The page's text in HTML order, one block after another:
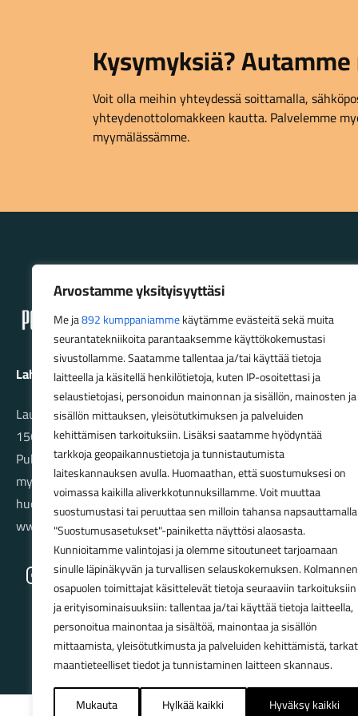
Arvostamme yksityisyyttäsi
Me ja892 kumppaniammekäytämme evästeitä sekä muita
seurantatekniikoita parantaaksemme käyttökokemustasi
sivustollamme. Saatamme tallentaa ja/tai käyttää tietoja
laitteella ja käsitellä henkilötietoja, kuten IP-osoitettasi ja
selaustietojasi, personoidun mainonnan ja sisällön, mainosten ja
sisällön mittauksen, yleisötutkimuksen ja palveluiden
kehittämisen tarkoituksiin. Lisäksi saatamme hyödyntää
tarkkoja geopaikannustietoja ja tunnistautumista
laiteskannauksen avulla. Huomaathan, että suostumuksesi on
voimassa kaikilla aliverkkotunnuksillamme. Voit muuttaa
suostumustasi tai peruuttaa sen milloin tahansa napsauttamalla
"Suostumusasetukset"-painiketta näyttösi alaosasta.
Kunnioitamme valintojasi ja olemme sitoutuneet tarjoamaan
sinulle läpinäkyvän ja turvallisen selauskokemuksen. Kolmannen
osapuolen toimittajat käsittelevät tietoja seuraaviin tarkoituksiin
ja erityisominaisuuksiin: tallentaa ja/tai käyttää tietoja laitteella,
personoitua mainontaa ja sisältöä, mainontaa ja sisällön
mittaamista, yleisötutkimusta ja palveluiden kehittämistä, tarkat
maantieteelliset tiedot ja tunnistaminen laitteen skannaus.
Mukauta
Hylkää kaikki Hyväksy kaikki
Kysymyksiä?
Voit olla meihin yhteydessä soittamalla,
yhteydenottolomakkeen kautta. Palvelemme
myymälässämme.
Lahden Polkupyörähuolto - etusivulle
Lahden Polkupyörähuolto Oy
Launeenkatu 80
15610 LAHTI
Puh. 03 733 9183
myynti@pyorakauppa.fi
huolto@pyorakauppa.fi
www.pyorakauppa.fi
InstagramFacebook